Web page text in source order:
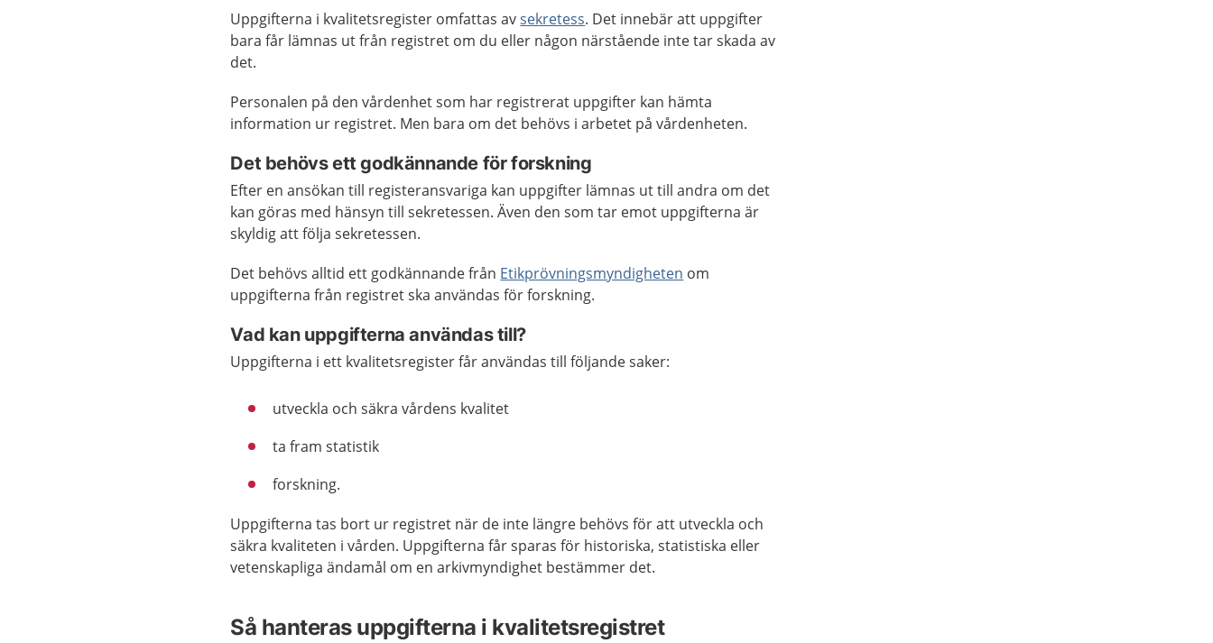
Uppgifterna i kvalitetsregister omfattas avsekretess. Det innebär att uppgifter
bara får lämnas ut från registret om du eller någon närstående inte tar skada av
det.
Personalen på den vårdenhet som har registrerat uppgifter kan hämta
information ur registret. Men bara om det behövs i arbetet på vårdenheten.
Det behövs ett godkännande för forskning
Efter en ansökan till registeransvariga kan uppgifter lämnas ut till andra om det
kan göras med hänsyn till sekretessen. Även den som tar emot uppgifterna är
skyldig att följa sekretessen.
Det behövs alltid ett godkännande från Etikprövningsmyndigheten om
uppgifterna från registret ska användas för forskning.
Vad kan uppgifterna användas till?
Uppgifterna i ett kvalitetsregister får användas till följande saker:
utveckla och säkra vårdens kvalitet
ta fram statistik
forskning.
Uppgifterna tas bort ur registret när de inte längre behövs för att utveckla och
säkra kvaliteten i vården. Uppgifterna får sparas för historiska, statistiska eller
vetenskapliga ändamål om en arkivmyndighet bestämmer det.
Så hanteras uppgifterna i kvalitetsregistret